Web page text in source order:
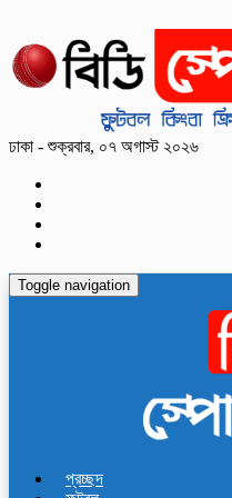
ঢাকা - শুক্রবার, ০৭ অগাস্ট ২০২৬
Toggle navigation
প্রচ্ছদ